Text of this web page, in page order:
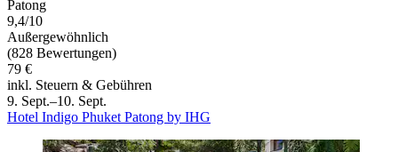
Patong
9,4/10
Außergewöhnlich
(828 Bewertungen)
79 €
inkl. Steuern & Gebühren
9. Sept.–10. Sept.
Hotel Indigo Phuket Patong by IHG